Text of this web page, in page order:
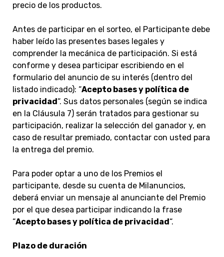
precio de los productos.
Antes de participar en el sorteo, el Participante debe
haber leído las presentes bases legales y
comprender la mecánica de participación. Si está
conforme y desea participar escribiendo en el
formulario del anuncio de su interés (dentro del
listado indicado): “Acepto bases y política de
privacidad“. Sus datos personales (según se indica
en la Cláusula 7) serán tratados para gestionar su
participación, realizar la selección del ganador y, en
caso de resultar premiado, contactar con usted para
la entrega del premio.
Para poder optar a uno de los Premios el
participante, desde su cuenta de Milanuncios,
deberá enviar un mensaje al anunciante del Premio
por el que desea participar indicando la frase
“Acepto bases y política de privacidad“.
Plazo de duración